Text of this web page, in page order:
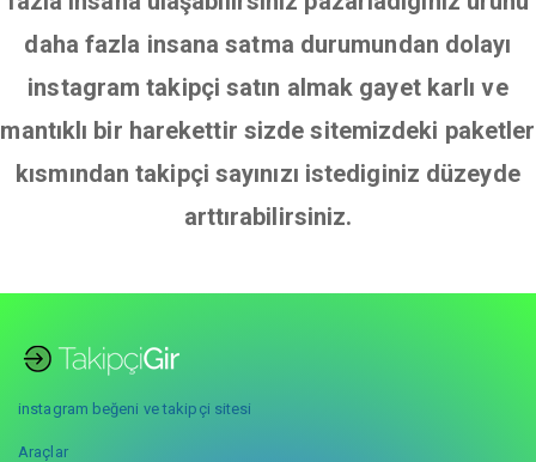
daha fazla insana satma durumundan dolayı
instagram takipçi satın almak gayet karlı ve
mantıklı bir harekettir sizde sitemizdeki paketler
kısmından takipçi sayınızı istediginiz düzeyde
arttırabilirsiniz.
instagram beğeni ve takipçi sitesi
Araçlar